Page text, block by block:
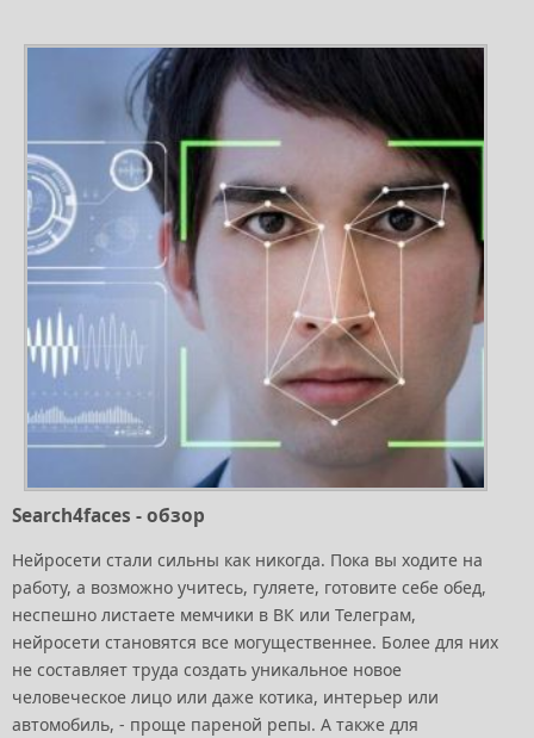
Search4faces - обзор
Нейросети стали сильны как никогда. Пока вы ходите на
работу, а возможно учитесь, гуляете, готовите себе обед,
неспешно листаете мемчики в ВК или Телеграм,
нейросети становятся все могущественнее. Более для них
не составляет труда создать уникальное новое
человеческое лицо или даже котика, интерьер или
автомобиль, - проще пареной репы. А также для